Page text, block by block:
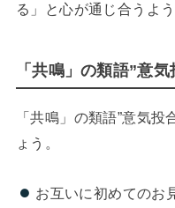
る」と心が通じ合うよ
「共鳴」の類語”意
「共鳴」の類語”意気
ょう。
お互いに初めてのお